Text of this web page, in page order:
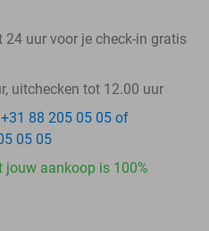
24 uur voor je check-in gratis
uitchecken tot 12.00 uur
88 205 05 05 of
05 05
jouw aankoop is 100%